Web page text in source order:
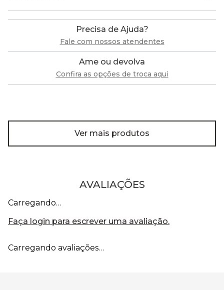
Precisa de Ajuda?
Fale com nossos atendentes
Ame ou devolva
Confira as opções de troca aqui
Ver mais produtos
AVALIAÇÕES
Carregando…
Faça login para escrever uma avaliação.
Carregando avaliações…